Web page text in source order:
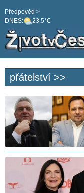
DNES: 23.5°C
Předpověd >
přátelství >>